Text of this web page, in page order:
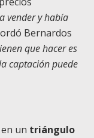
vender y había
Bernardos
que hacer es
captación puede
un triángulo